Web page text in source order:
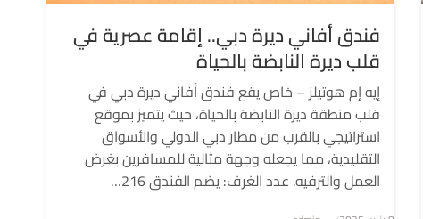
فندق أفاني ديرة دبي.. إقامة عصرية في
قلب ديرة النابضة بالحياة
إيه إم هوتيلز – خاص يقع فندق أفاني ديرة دبي في
قلب منطقة ديرة النابضة بالحياة، حيث يتميز بموقع
استراتيجي بالقرب من مطار دبي الدولي والأسواق
التقليدية، مما يجعله وجهة مثالية للمسافرين بغرض
العمل والترفيه. عدد الغرف: يضم الفندق 216…